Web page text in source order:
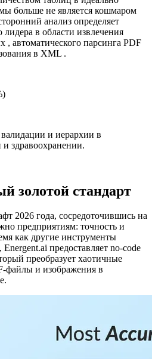
больше не является кошмаром
анализ определяет
лидера в области извлечения
, автоматического парсинга PDF
в XML .
и иерархии в
и здравоохранении.
золотой стандарт
2026 года, сосредоточившись на
предприятиям: точность и
как другие инструменты
предоставляет no-code
преобразует хаотичные
файлы и изображения в